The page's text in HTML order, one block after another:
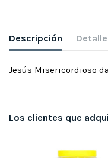
Descripción
Jesús Misericordioso
Los clientes que